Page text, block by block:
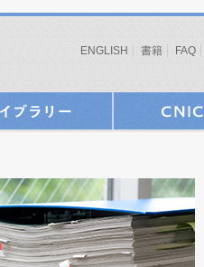
ENGLISH 書籍 FAQ